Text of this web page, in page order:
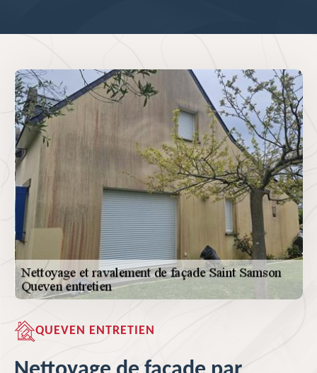
QUEVEN ENTRETIEN